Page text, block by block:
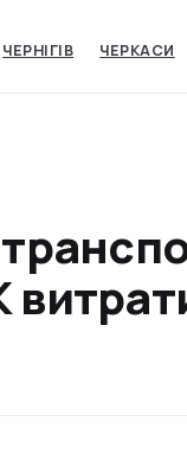
ЧЕРНІГІВ ЧЕРКАСИ